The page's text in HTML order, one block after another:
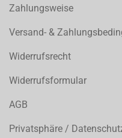
Zahlungsweise
Versand- &
Widerrufsrecht
Widerrufsformular
AGB
Privatsphäre /